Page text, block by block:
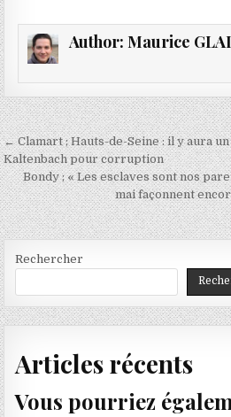
Author: Maurice
Navigation
de
l’article
← Clamart ; Hauts-de-Seine : il y aura
Kaltenbach pour corruption
Bondy ; « Les esclaves sont nos
mai façonnent
Rechercher
Articles récents
Vous pourriez